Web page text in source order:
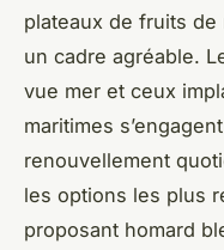
plateaux de fruits
un cadre agréable.
vue mer et ceux
maritimes
renouvellement
les options les plus
proposant homard